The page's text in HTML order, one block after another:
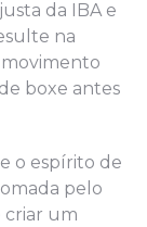
da IBA e
na
boxe antes
o espírito de
pelo
criar um